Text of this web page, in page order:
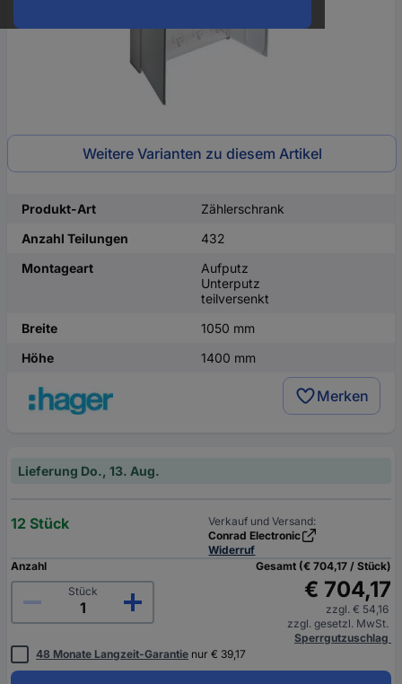
Weitere Varianten zu diesem Artikel
Produkt-Art
Zählerschrank
Anzahl Teilungen
432
Montageart
Aufputz
Unterputz
teilversenkt
Breite
1050 mm
Höhe
1400 mm
Merken
Lieferung Do., 13. Aug.
12 Stück
Verkauf und Versand:
Conrad Electronic
Widerruf
Anzahl
Stück
Gesamt (€ 704,17 / Stück)
€ 704,17
zzgl. € 54,16
zzgl. gesetzl. MwSt.
Sperrgutzuschlag
48 Monate Langzeit-Garantie nur € 39,17